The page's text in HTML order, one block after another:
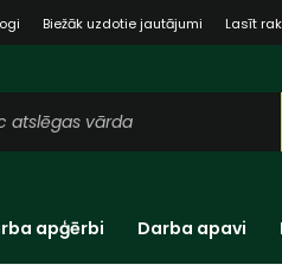
Biežāk uzdotie jautājumi Lasīt
apģērbi Darba apavi